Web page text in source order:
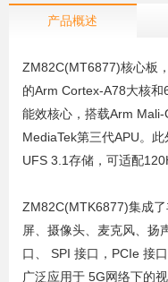
产品概述
ZM82C(MT6877)核心板
的Arm Cortex-A78大核
能效核心，搭载Arm
MediaTek第三代APU。
UFS 3.1存储，可适配
ZM82C(MTK6877)集成
屏、摄像头、麦克风、扬
口、 SPI 接口，PCIe 接
广泛应用于 5G网络下的